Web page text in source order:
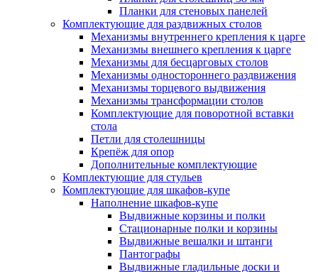
Планки для стеновых панелей
Комплектующие для раздвижных столов
Механизмы внутреннего крепления к царге
Механизмы внешнего крепления к царге
Механизмы для бесцарговых столов
Механизмы одностороннего раздвижения
Механизмы торцевого выдвижения
Механизмы трансформации столов
Комплектующие для поворотной вставки
стола
Петли для столешницы
Крепёж для опор
Дополнительные комплектующие
Комплектующие для стульев
Комплектующие для шкафов-купе
Наполнение шкафов-купе
Выдвижные корзины и полки
Стационарные полки и корзины
Выдвижные вешалки и штанги
Пантографы
Выдвижные гладильные доски и